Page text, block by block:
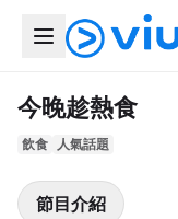
今晚趁熱食
飲食 人氣話題
節目介紹